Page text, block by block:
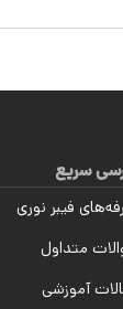
سریع
فیبر نوری
متداول
آموزشی